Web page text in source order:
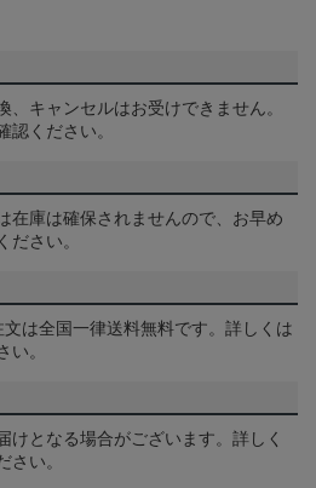
、キャンセルはお受けできません。
認ください。
在庫は確保されませんので、お早め
ださい。
は全国一律送料無料です。詳しくは
い。
けとなる場合がございます。詳しく
さい。